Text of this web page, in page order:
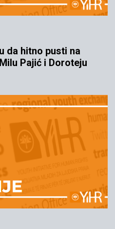
da hitno pusti na
Pajić i Doroteju